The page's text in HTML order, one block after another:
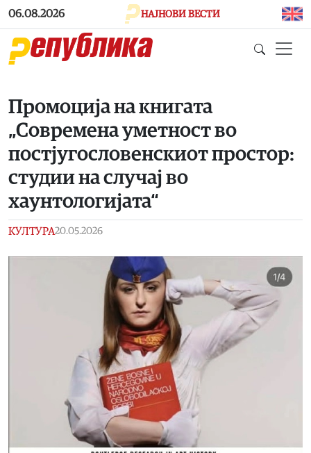
Skip to main content
06.08.2026 НАЈНОВИ ВЕСТИ
Промоција на книгата
„Современа уметност во
постјугословенскиот простор:
студии на случај во
хаунтологијата“
КУЛТУРА20.05.2026